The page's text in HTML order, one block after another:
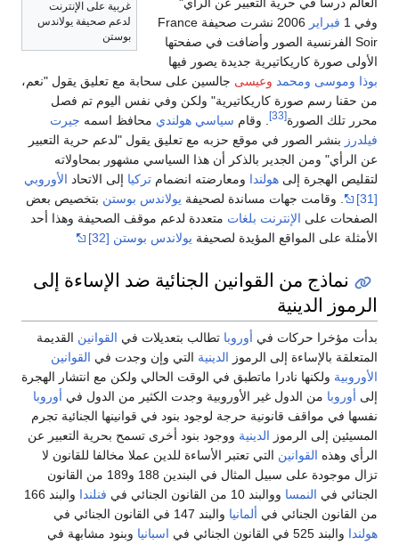
غربية على الإنترنت
لدعم صحيفة يولاندس
بوستن
وفي 1
فبراير
2006 نشرت صحيفة France
Soir الفرنسية الصور وأضافت في صفحتها
الأولى صورة كاريكاتيرية جديدة يصور فيها
بوذا وموسى ومحمد وعيسى جالسين على سحابة مع تعليق يقول "نعم،
من حقنا رسم صورة كاريكاتيرية" ولكن وفي نفس اليوم تم فصل
محرر تلك الصورة[33] . وقام سياسي هولندي محافظ اسمه جيرت
فيلدرز بنشر الصور في موقع حزبه مع تعليق يقول "لدعم حرية التعبير
عن الرأي" ومن الجدير بالذكر أن هذا السياسي مشهور بمحاولاته
لتقليص الهجرة إلى هولندا ومعارضته انضمام تركيا إلى الاتحاد الأوروبي
[31]
. وقامت جهات مساندة لصحيفة يولاندس بوستن بتخصيص بعض
الصفحات على الإنترنت بلغات متعددة لدعم موقف الصحيفة وهذا أحد
الأمثلة على المواقع المؤيدة لصحيفة يولاندس بوستن [32]
نماذج من القوانين الجنائية ضد الإساءة إلى
الرموز الدينية
بدأت مؤخرا حركات في أوروبا تطالب بتعديلات في القوانين القديمة
المتعلقة بالإساءة إلى الرموز الدينية التي وإن وجدت في القوانين
الأوروبية ولكنها نادرا ماتطبق في الوقت الحالي ولكن مع انتشار الهجرة
إلى أوروبا من الدول غير الأوروبية وجدت الكثير من الدول في أوروبا
نفسها في مواقف قانونية حرجة لوجود بنود في قوانينها الجنائية تجرم
المسيئين إلى الرموز الدينية ووجود بنود أخرى تسمح بحرية التعبير عن
الرأي وهذه القوانين التي تعتبر الأساءة للدين عملا مخالفا للقانون لا
تزال موجودة على سبيل المثال في البندين 188 و189 من القانون
الجنائي في النمسا ووالبند 10 من القانون الجنائي في فنلندا
والبند 166
من القانون الجنائي في ألمانيا والبند 147 في القانون الجنائي في
هولندا والبند 525 في القانون الجنائي في اسبانيا وبنود مشابهة في